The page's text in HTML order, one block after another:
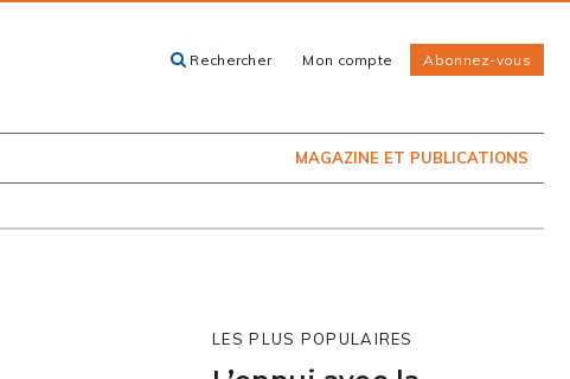
Rechercher Mon compte Abonnez-vous
MAGAZINE ET PUBLICATIONS
EN KIOSQUE
LES PLUS POPULAIRES